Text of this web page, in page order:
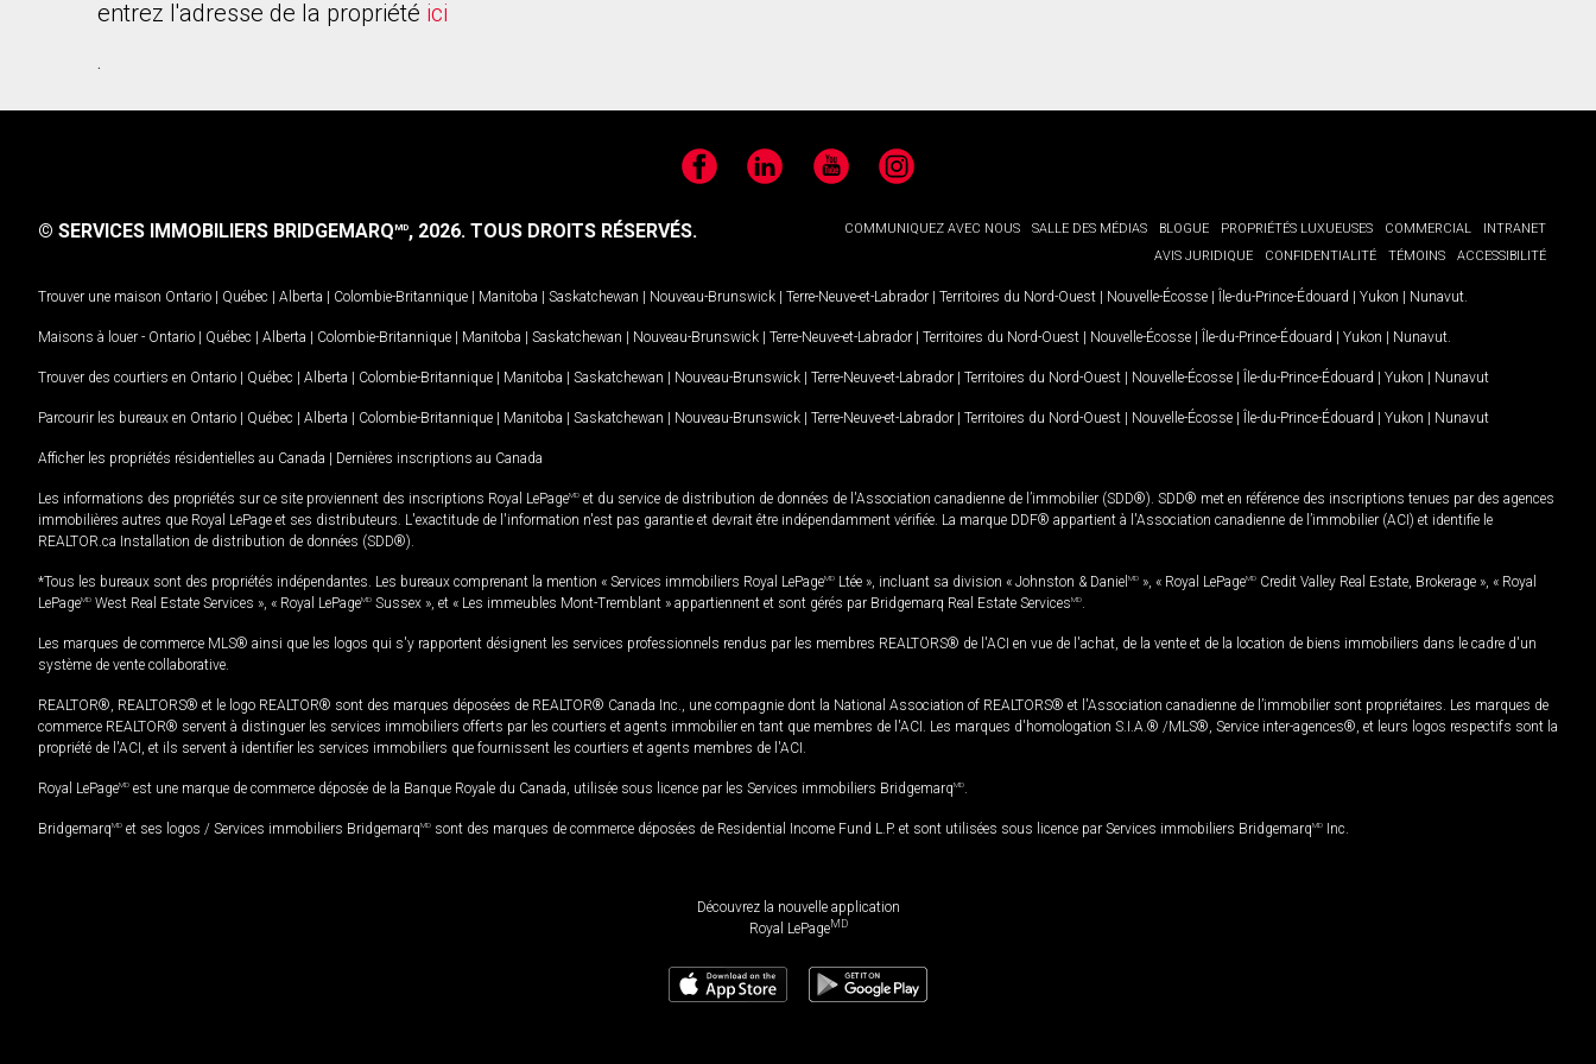
entrez l'adresse de la propriété ici
.
FacebookLinkedIn YouTubeInstagram
COMMUNIQUEZ AVEC NOUS SALLE DES MÉDIAS BLOGUE PROPRIÉTÉS LUXUEUSES COMMERCIAL
INTRANET
AVIS JURIDIQUE
CONFIDENTIALITÉ TÉMOINS ACCESSIBILITÉ
© SERVICES IMMOBILIERS BRIDGEMARQMD, 2026. TOUS DROITS RÉSERVÉS.
Trouver une maison Ontario | Québec | Alberta | Colombie-Britannique | Manitoba | Saskatchewan | Nouveau-Brunswick | Terre-Neuve-et-Labrador | Territoires du Nord-Ouest | Nouvelle-Écosse | Île-du-Prince-Édouard | Yukon | Nunavut
Maisons à louer - Ontario | Québec | Alberta | Colombie-Britannique | Manitoba | Saskatchewan | Nouveau-Brunswick | Terre-Neuve-et-Labrador | Territoires du Nord-Ouest | Nouvelle-Écosse | Île-du-Prince-Édouard | Yukon | Nunavut
Trouver des courtiers en Ontario | Québec | Alberta | Colombie-Britannique | Manitoba | Saskatchewan | Nouveau-Brunswick | Terre-Neuve-et-Labrador | Territoires du Nord-Ouest | Nouvelle-Écosse | Île-du-Prince-Édouard | Yukon | Nunavut
Parcourir les bureaux en Ontario | Québec | Alberta | Colombie-Britannique | Manitoba | Saskatchewan | Nouveau-Brunswick | Terre-Neuve-et-Labrador | Territoires du Nord-Ouest | Nouvelle-Écosse | Île-du-Prince-Édouard | Yukon | Nunavut
Afficher les propriétés résidentielles au Canada | Dernières inscriptions au Canada
Les informations des propriétés sur ce site proviennent des inscriptions Royal LePageMD et du service de distribution de données de l'Association canadienne de l’immobilier (SDD®). SDD® met en référence des inscriptions tenues par des agences
immobilières autres que Royal LePage et ses distributeurs. L'exactitude de l'information n'est pas garantie et devrait être indépendamment vérifiée. La marque DDF® appartient à l'Association canadienne de l’immobilier (ACI) et identifie le
REALTOR.ca Installation de distribution de données (SDD®).
*Tous les bureaux sont des propriétés indépendantes. Les bureaux comprenant la mention « Services immobiliers Royal LePageMD Ltée », incluant sa division « Johnston & Daniel MD », « Royal LePageMD Credit Valley Real Estate, Brokerage », « Royal
LePageMD West Real Estate Services », « Royal LePageMD Sussex », et « Les immeubles Mont-Tremblant » appartiennent et sont gérés par Bridgemarq Real Estate ServicesMD
Les marques de commerce MLS® ainsi que les logos qui s'y rapportent désignent les services professionnels rendus par les membres REALTORS® de l'ACI en vue de l'achat, de la vente et de la location de biens immobiliers dans le cadre d'un
système de vente collaborative.
REALTOR®, REALTORS® et le logo REALTOR® sont des marques déposées de REALTOR® Canada Inc., une compagnie dont la National Association of REALTORS® et l'Association canadienne de l’immobilier sont propriétaires. Les marques de
commerce REALTOR® servent à distinguer les services immobiliers offerts par les courtiers et agents immobilier en tant que membres de l'ACI. Les marques d'homologation S.I.A.® /MLS®, Service inter-agences®, et leurs logos respectifs sont la
propriété de l'ACI, et ils servent à identifier les services immobiliers que fournissent les courtiers et agents membres de l'ACI.
Royal LePageMD est une marque de commerce déposée de la Banque Royale du Canada, utilisée sous licence par les Services immobiliers BridgemarqMD
BridgemarqMD et ses logos / Services immobiliers BridgemarqMD sont des marques de commerce déposées de Residential Income Fund L.P. et sont utilisées sous licence par Services immobiliers BridgemarqMD Inc.
Découvrez la nouvelle application
Royal LePageMD